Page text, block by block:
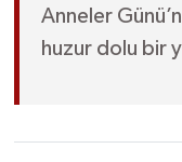
Anneler
huzur dolu bir